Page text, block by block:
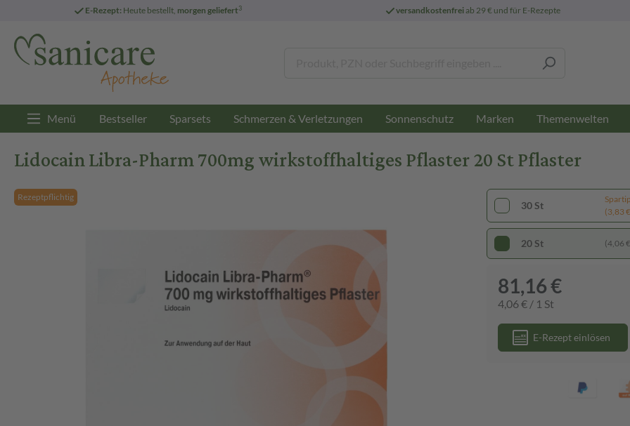
E-Rezept: Heute bestellt, morgen geliefert3 versandkostenfreiab 29 € und für E-Rezepte
Menü Bestseller Sparsets Schmerzen & Verletzungen Sonnenschutz Marken Themenwelten
Lidocain Libra-Pharm 700mg wirkstoffhaltiges Pflaster 20 St Pflaster
Rezeptpflichtig
30 St
(3,83
20 St (4,06
81,16 €
4,06 € / 1 St
E-Rezept einlösen